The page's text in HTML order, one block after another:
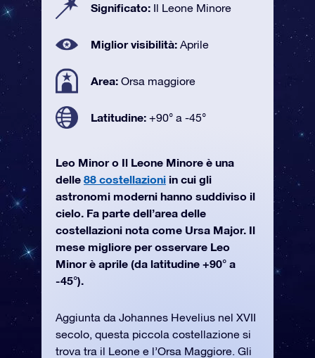
Significato: Il Leone Minore
Miglior visibilità: Aprile
Area: Orsa maggiore
Latitudine: +90° a -45°
Leo Minor o Il Leone Minore è una
delle 88 costellazioni in cui gli
astronomi moderni hanno suddiviso il
cielo. Fa parte dell’area delle
costellazioni nota come Ursa Major. Il
mese migliore per osservare Leo
Minor è aprile (da latitudine +90° a
-45°).
Aggiunta da Johannes Hevelius nel XVII
secolo, questa piccola costellazione si
trova tra il Leone e l’Orsa Maggiore. Gli